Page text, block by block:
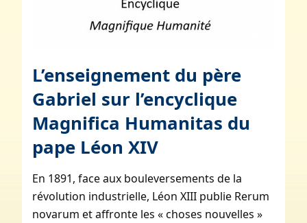
L’enseignement du père
Gabriel sur l’encyclique
Magnifica Humanitas du
pape Léon XIV
En 1891, face aux bouleversements de la
révolution industrielle, Léon XIII publie Rerum
novarum et affronte les « choses nouvelles »